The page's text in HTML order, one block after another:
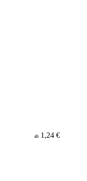
ab 1,24 €